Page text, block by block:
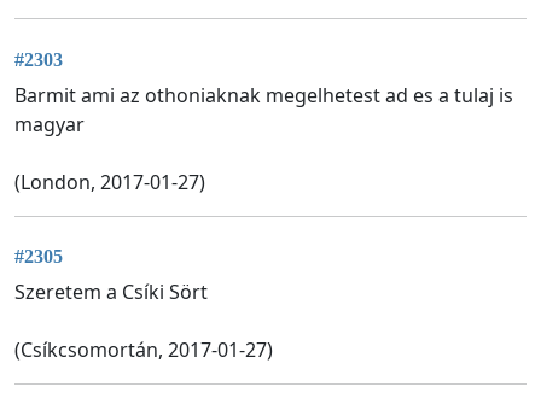
#2303
Barmit ami az othoniaknak megelhetest ad es a tulaj is
magyar
(London, 2017-01-27)
#2305
Szeretem a Csíki Sört
(Csíkcsomortán, 2017-01-27)